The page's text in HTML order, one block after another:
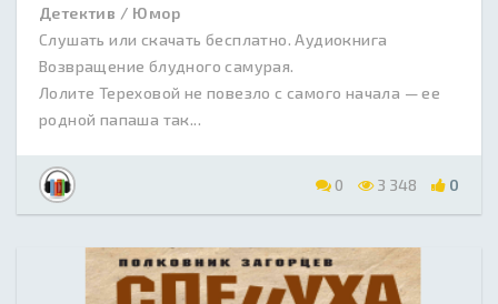
Детектив / Юмор
Слушать или скачать бесплатно. Аудиокнига
Возвращение блудного самурая.
Лолите Тереховой не повезло с самого начала — ее
родной папаша так...
0 3 348 0